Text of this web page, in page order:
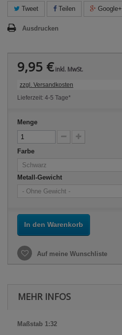
Tweet Teilen Google+
Ausdrucken
9,95 €inkl. MwSt.
zzgl. Versandkosten
Lieferzeit: 4-5 Tage*
Menge
Farbe
Metall-Gewicht
In den Warenkorb
Auf meine Wunschliste
MEHR INFOS
Maßstab 1:32